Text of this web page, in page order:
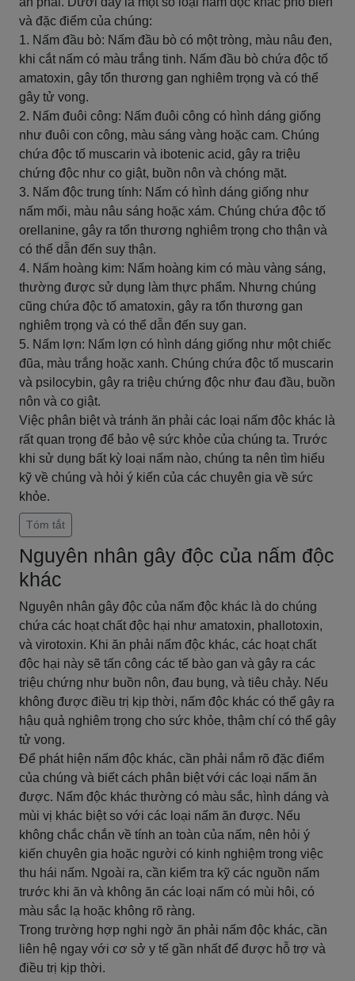
và đặc điểm của chúng:
1. Nấm đầu bò: Nấm đầu bò có một tròng, màu nâu đen,
khi cắt nấm có màu trắng tinh. Nấm đầu bò chứa độc tố
amatoxin, gây tổn thương gan nghiêm trọng và có thể
gây tử vong.
2. Nấm đuôi công: Nấm đuôi công có hình dáng giống
như đuôi con công, màu sáng vàng hoặc cam. Chúng
chứa độc tố muscarin và ibotenic acid, gây ra triệu
chứng độc như co giật, buồn nôn và chóng mặt.
3. Nấm độc trung tính: Nấm có hình dáng giống như
nấm mối, màu nâu sáng hoặc xám. Chúng chứa độc tố
orellanine, gây ra tổn thương nghiêm trọng cho thận và
có thể dẫn đến suy thận.
4. Nấm hoàng kim: Nấm hoàng kim có màu vàng sáng,
thường được sử dụng làm thực phẩm. Nhưng chúng
cũng chứa độc tố amatoxin, gây ra tổn thương gan
nghiêm trọng và có thể dẫn đến suy gan.
5. Nấm lợn: Nấm lợn có hình dáng giống như một chiếc
đũa, màu trắng hoặc xanh. Chúng chứa độc tố muscarin
và psilocybin, gây ra triệu chứng độc như đau đầu, buồn
nôn và co giật.
Việc phân biệt và tránh ăn phải các loại nấm độc khác là
rất quan trọng để bảo vệ sức khỏe của chúng ta. Trước
khi sử dụng bất kỳ loại nấm nào, chúng ta nên tìm hiểu
kỹ về chúng và hỏi ý kiến của các chuyên gia về sức
khỏe.
Tóm tắt
Nguyên nhân gây độc của nấm độc
khác
Nguyên nhân gây độc của nấm độc khác là do chúng
chứa các hoạt chất độc hại như amatoxin, phallotoxin,
và virotoxin. Khi ăn phải nấm độc khác, các hoạt chất
độc hại này sẽ tấn công các tế bào gan và gây ra các
triệu chứng như buồn nôn, đau bụng, và tiêu chảy. Nếu
không được điều trị kịp thời, nấm độc khác có thể gây ra
hậu quả nghiêm trọng cho sức khỏe, thậm chí có thể gây
tử vong.
Để phát hiện nấm độc khác, cần phải nắm rõ đặc điểm
của chúng và biết cách phân biệt với các loại nấm ăn
được. Nấm độc khác thường có màu sắc, hình dáng và
mùi vị khác biệt so với các loại nấm ăn được. Nếu
không chắc chắn về tính an toàn của nấm, nên hỏi ý
kiến chuyên gia hoặc người có kinh nghiệm trong việc
thu hái nấm. Ngoài ra, cần kiểm tra kỹ các nguồn nấm
trước khi ăn và không ăn các loại nấm có mùi hôi, có
màu sắc lạ hoặc không rõ ràng.
Trong trường hợp nghi ngờ ăn phải nấm độc khác, cần
liên hệ ngay với cơ sở y tế gần nhất để được hỗ trợ và
điều trị kịp thời.